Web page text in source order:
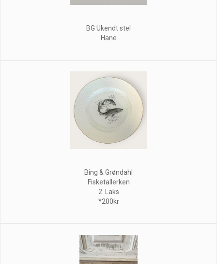
BG Ukendt stel
Hane
Bing & Grøndahl
Fisketallerken
2. Laks
*200kr